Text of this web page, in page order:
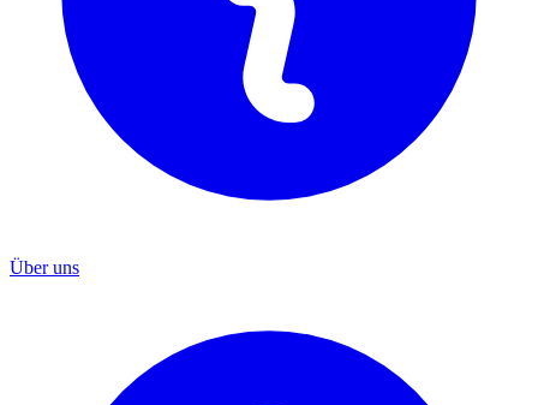
Über uns